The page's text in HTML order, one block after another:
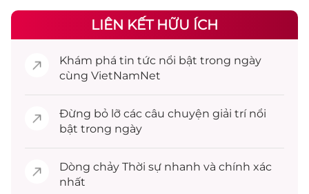
LIÊN KẾT HỮU ÍCH
Khám phá tin tức nổi bật trong ngày
cùng VietNamNet
Đừng bỏ lỡ các câu chuyện giải trínổi
bật trong ngày
Dòng chảy Thời sự nhanh và chính xác
nhất